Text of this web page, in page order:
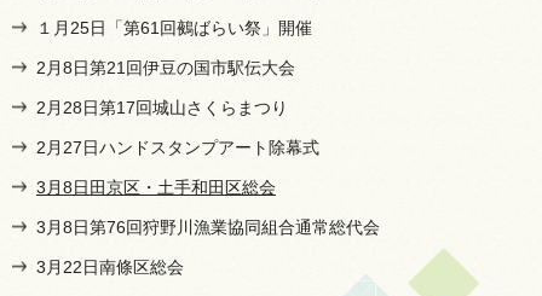
１月25日「第61回鵺ばらい祭」開催
2月8日第21回伊豆の国市駅伝大会
2月28日第17回城山さくらまつり
2月27日ハンドスタンプアート除幕式
3月8日田京区・土手和田区総会
3月8日第76回狩野川漁業協同組合通常総代会
3月22日南條区総会